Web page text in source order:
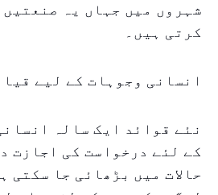
شہروں میں جہاں یہ صنعتیں
کرتی ہیں۔
انسانی وجوہات کے لیے
نئے قوائد ایک سالہ
کے لئے درخواست کی اجازت
حالات میں بڑھائی جا سکتی